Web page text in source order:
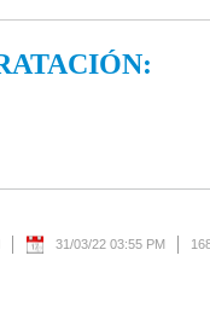
31/03/22 03:55 PM